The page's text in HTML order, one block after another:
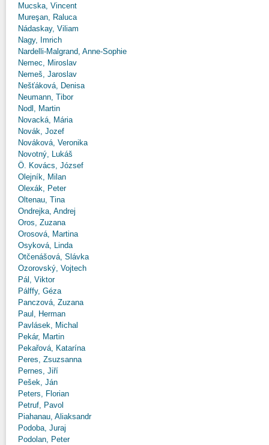
Mucska, Vincent
Mureşan, Raluca
Nádaskay, Viliam
Nagy, Imrich
Nardelli-Malgrand, Anne-Sophie
Nemec, Miroslav
Nemeš, Jaroslav
Nešťáková, Denisa
Neumann, Tibor
Nodl, Martin
Novacká, Mária
Novák, Jozef
Nováková, Veronika
Novotný, Lukáš
Ö. Kovács, József
Olejník, Milan
Olexák, Peter
Oltenau, Tina
Ondrejka, Andrej
Oros, Zuzana
Orosová, Martina
Osyková, Linda
Otčenášová, Slávka
Ozorovský, Vojtech
Pál, Viktor
Pálffy, Géza
Panczová, Zuzana
Paul, Herman
Pavlásek, Michal
Pekár, Martin
Pekařová, Katarína
Peres, Zsuzsanna
Pernes, Jiří
Pešek, Ján
Peters, Florian
Petruf, Pavol
Piahanau, Aliaksandr
Podoba, Juraj
Podolan, Peter